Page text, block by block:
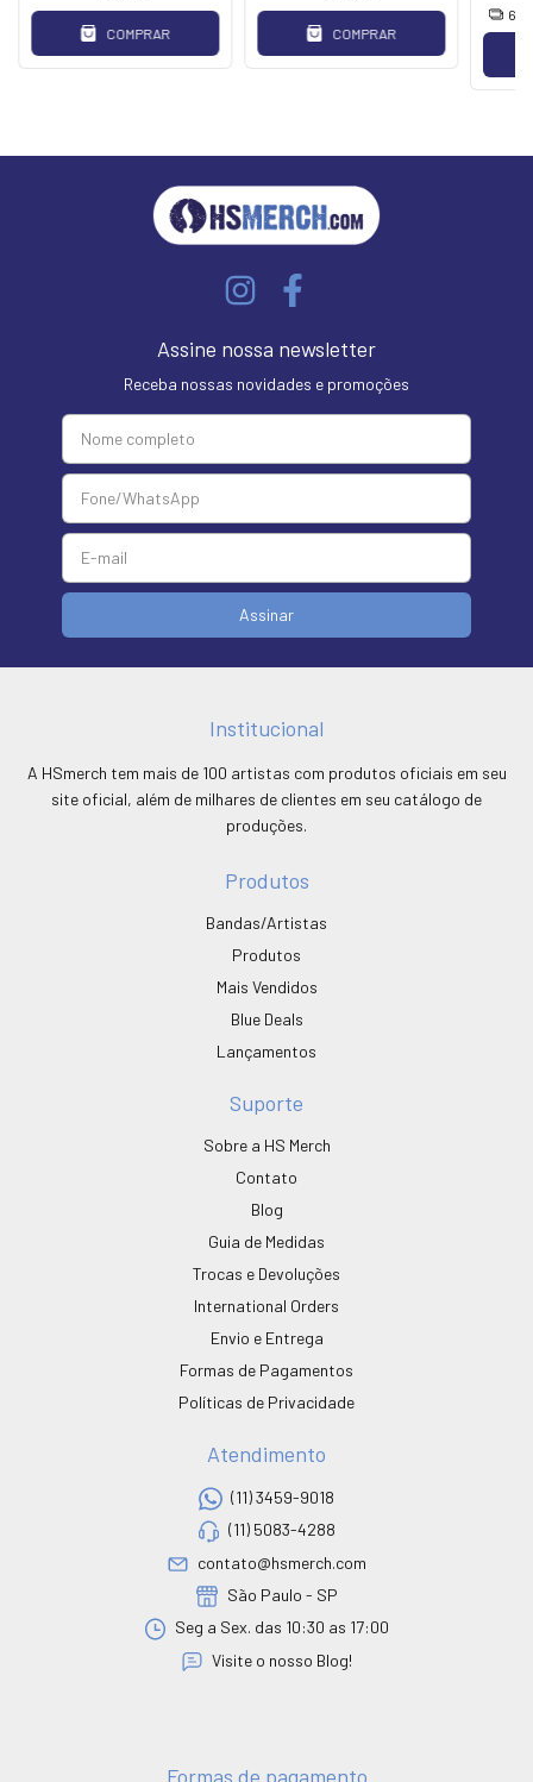
COMPRAR COMPRAR
6
Assine nossa newsletter
Receba nossas novidades e promoções
Institucional
A HSmerch tem mais de 100 artistas com produtos oficiais em seu
site oficial, além de milhares de clientes em seu catálogo de
produções.
Produtos
Bandas/Artistas
Produtos
Mais Vendidos
Blue Deals
Lançamentos
Suporte
Sobre a HS Merch
Contato
Blog
Guia de Medidas
Trocas e Devoluções
International Orders
Envio e Entrega
Formas de Pagamentos
Políticas de Privacidade
Atendimento
(11) 3459-9018
(11) 5083-4288
contato@hsmerch.com
São Paulo - SP
Seg a Sex. das 10:30 as 17:00
Visite o nosso Blog!
Formas de pagamento